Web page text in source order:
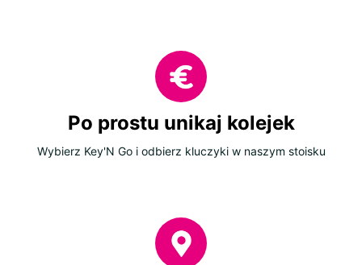
Po prostu unikaj kolejek
Wybierz Key'N Go i odbierz kluczyki w naszym stoisku